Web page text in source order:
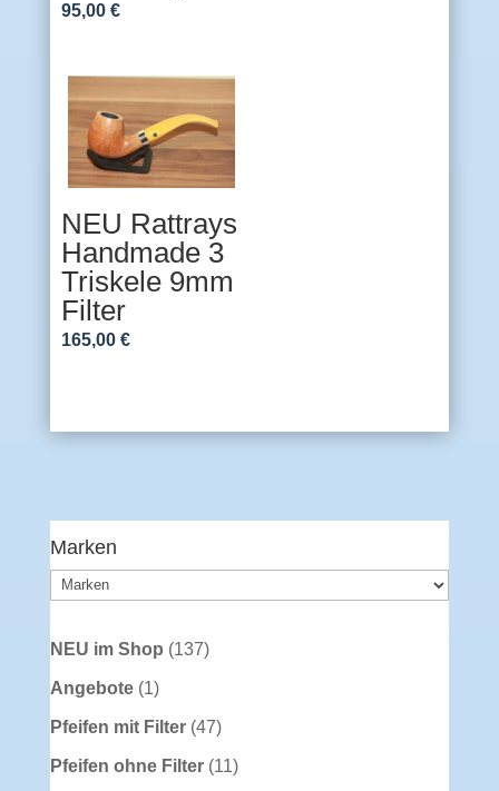
95,00 €
NEU Rattrays
Handmade 3
Triskele 9mm
Filter
165,00 €
Marken
NEU im Shop 137137
Angebote 11
Produkt
Pfeifen mit Filter 4747
Produkte
Pfeifen ohne Filter 1111